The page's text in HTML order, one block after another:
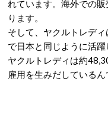
れています。海外での
ります。
そして、ヤクルトレデ
で日本と同じように活
ヤクルトレディは約
雇用を生みだしているん